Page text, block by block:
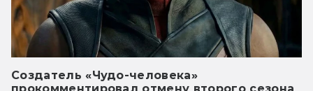
Создатель «Чудо-человека»